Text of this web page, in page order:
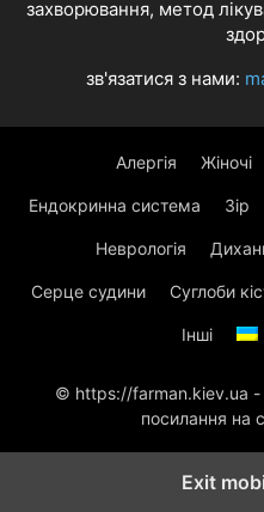
захворювання, метод
зв'язатися з нами:
Алергія Жіночі
Ендокринна система Зір
Неврологія
Серце судини Суглоби
Інші
© https://farman.kiev.ua -
посилання на
Exit